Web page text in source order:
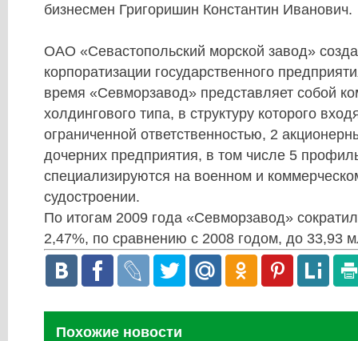
бизнесмен Григоришин Константин Иванович.
ОАО «Севастопольский морской завод»
корпоратизации государственного
время «Севморзавод» представляет собой
холдингового типа, в структуру которого
ограниченной ответственностью, 2
дочерних предприятия, в том числе 5
специализируются на военном и
судостроении.
По итогам 2009 года «Севморзавод»
2,47%, по сравнению с 2008 годом, до 33,93
Похожие новости